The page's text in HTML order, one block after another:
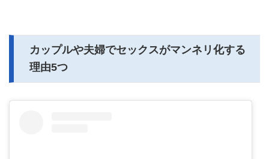
カップルや夫婦でセックスがマンネリ化する
理由5つ